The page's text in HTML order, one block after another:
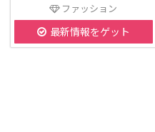
ファッション
最新情報をゲット